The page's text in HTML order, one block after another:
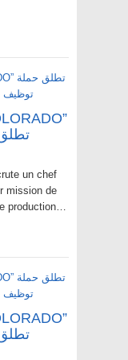
un chef
mission de
production…